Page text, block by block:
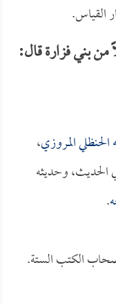
القياس.
بني فزارة قال:
المروزي،
الحديث، وحديثه
.
الكتب الستة.